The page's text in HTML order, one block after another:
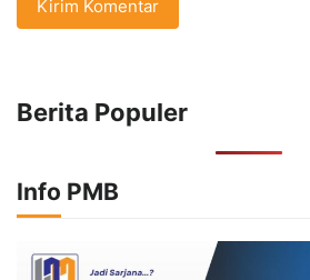
Berita Populer
Info PMB